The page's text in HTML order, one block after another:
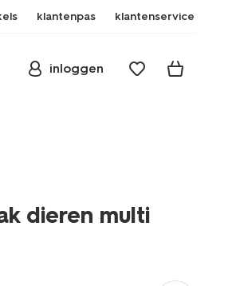
klantenpas klantenservice
inloggen
dieren multi